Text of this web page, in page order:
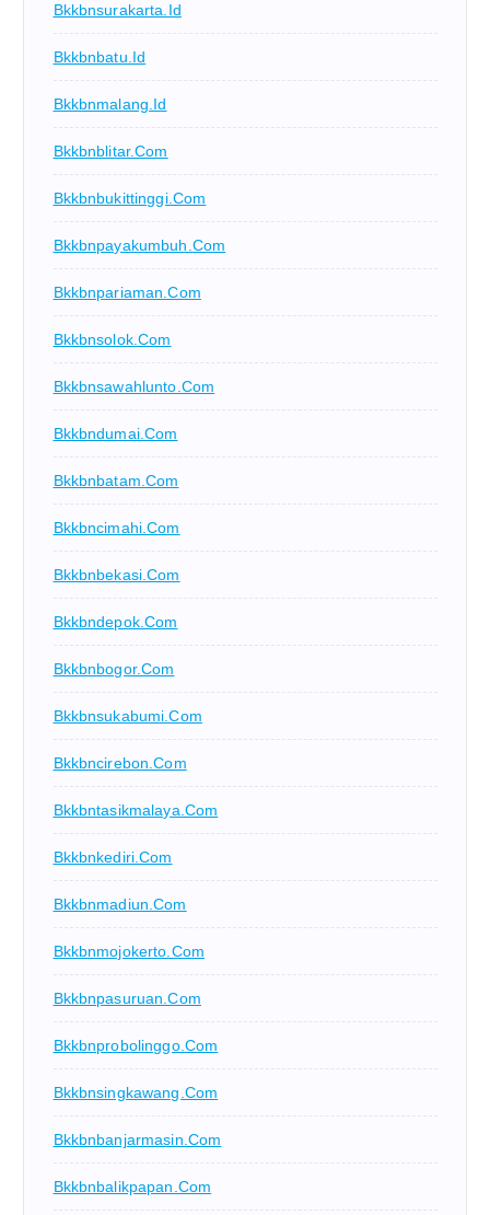
Bkkbnsurakarta.id
Bkkbnbatu.id
Bkkbnmalang.id
Bkkbnblitar.com
Bkkbnbukittinggi.com
Bkkbnpayakumbuh.com
Bkkbnpariaman.com
Bkkbnsolok.com
Bkkbnsawahlunto.com
Bkkbndumai.com
Bkkbnbatam.com
Bkkbncimahi.com
Bkkbnbekasi.com
Bkkbndepok.com
Bkkbnbogor.com
Bkkbnsukabumi.com
Bkkbncirebon.com
Bkkbntasikmalaya.com
Bkkbnkediri.com
Bkkbnmadiun.com
Bkkbnmojokerto.com
Bkkbnpasuruan.com
Bkkbnprobolinggo.com
Bkkbnsingkawang.com
Bkkbnbanjarmasin.com
Bkkbnbalikpapan.com